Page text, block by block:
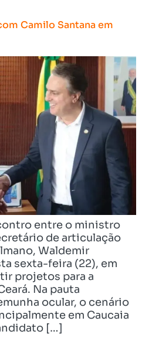
Camilo Santana em
entre o ministro
de articulação
Waldemir
sexta-feira (22), em
projetos para a
Na pauta
ocular, o cenário
em Caucaia
[…]